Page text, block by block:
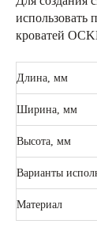
использовать
кроватей
Длина, мм
Ширина, мм
Высота, мм
Варианты
Материал